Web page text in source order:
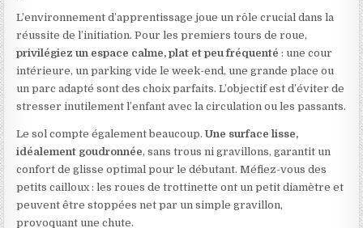
L’environnement d’apprentissage joue un rôle crucial dans la
réussite de l’initiation. Pour les premiers tours de roue,
privilégiez un espace calme, plat et peu fréquenté : une cour
intérieure, un parking vide le week-end, une grande place ou
un parc adapté sont des choix parfaits. L’objectif est d’éviter de
stresser inutilement l’enfant avec la circulation ou les passants.
Le sol compte également beaucoup.Une surface lisse,
idéalement goudronnée, sans trous ni gravillons, garantit un
confort de glisse optimal pour le débutant. Méfiez-vous des
petits cailloux : les roues de trottinette ont un petit diamètre et
peuvent être stoppées net par un simple gravillon,
provoquant une chute.